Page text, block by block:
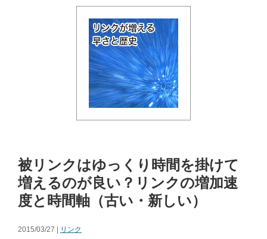
被リンクはゆっくり時間を掛けて
増えるのが良い？リンクの増加速
度と時間軸（古い・新しい）
2015/03/27 | リンク